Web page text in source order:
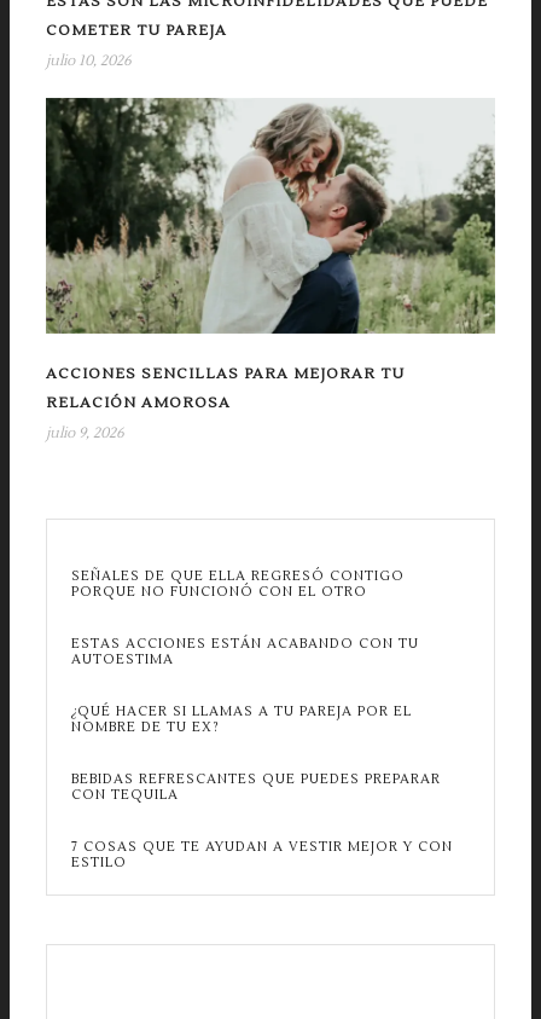
COMETER TU PAREJA
julio 10, 2026
ACCIONES SENCILLAS PARA MEJORAR TU
RELACIÓN AMOROSA
julio 9, 2026
SEÑALES DE QUE ELLA REGRESÓ CONTIGO
PORQUE NO FUNCIONÓ CON EL OTRO
ESTAS ACCIONES ESTÁN ACABANDO CON TU
AUTOESTIMA
¿QUÉ HACER SI LLAMAS A TU PAREJA POR EL
NOMBRE DE TU EX?
BEBIDAS REFRESCANTES QUE PUEDES PREPARAR
CON TEQUILA
7 COSAS QUE TE AYUDAN A VESTIR MEJOR Y CON
ESTILO